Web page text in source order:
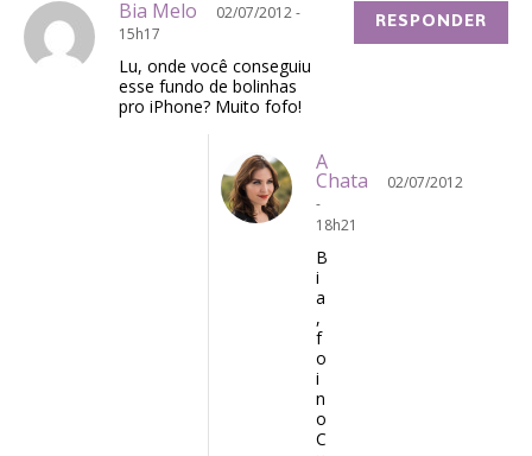
Bia Melo
02/07/2012 -
15h17
Lu, onde você conseguiu
esse fundo de bolinhas
pro iPhone? Muito fofo!
RESPONDER
A
Chata
02/07/2012
-
18h21
B
i
a
,
f
o
i
n
o
C